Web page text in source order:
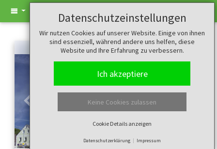
Datenschutzeinstellungen
Wir nutzen Cookies auf unserer Website. Einige von ihnen
sind essenziell, während andere uns helfen, diese
Website und Ihre Erfahrung zu verbessern.
Ich akzeptiere
Keine Cookies zulassen
Cookie Details anzeigen
Datenschutzerklärung Impressum
Zurück